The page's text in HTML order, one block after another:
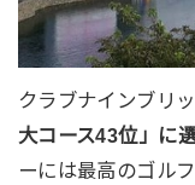
クラブナインブリ
大コース43位」に
ーには最高のゴル